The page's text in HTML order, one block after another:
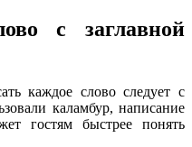
с заглавной
каждое слово следует с
каламбур, написание
гостям быстрее понять